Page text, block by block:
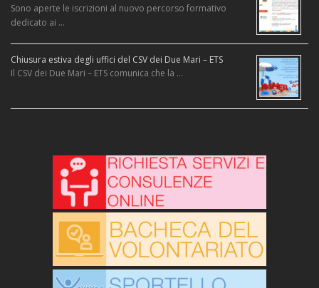
Sono aperte le iscrizioni al nuovo percorso formativo
dedicato ai …
Chiusura estiva degli uffici del CSV dei Due Mari – ETS
Il CSV dei Due Mari – ETS comunica che la …